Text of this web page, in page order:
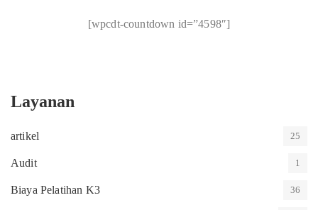
[wpcdt-countdown id=”4598″]
Layanan
artikel 25
Audit 1
Biaya Pelatihan K3 36